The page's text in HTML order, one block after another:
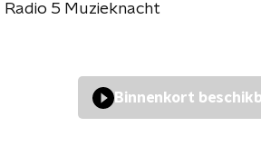
Radio 5 Muzieknacht
Binnenkort